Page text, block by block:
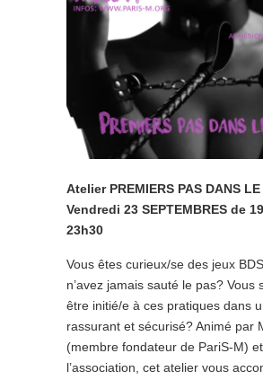
Atelier PREMIERS PAS DANS
Vendredi 23 SEPTEMBRES de
23h30
Vous êtes curieux/se des jeux
n’avez jamais sauté le pas? Vous
être initié/e à ces pratiques dans
rassurant et sécurisé? Animé par
(membre fondateur de PariS-M)
l’association, cet atelier vous